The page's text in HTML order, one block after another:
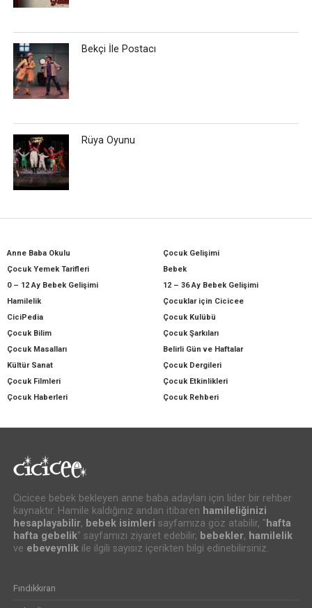
Bekçi İle Postacı
Rüya Oyunu
Anne Baba Okulu
Çocuk Gelişimi
Çocuk Yemek Tarifleri
Bebek
0 – 12 Ay Bebek Gelişimi
12 – 36 Ay Bebek Gelişimi
Hamilelik
Çocuklar için Cicicee
CiciPedia
Çocuk Kulübü
Çocuk Bilim
Çocuk Şarkıları
Çocuk Masalları
Belirli Gün ve Haftalar
Kültür Sanat
Çocuk Dergileri
Çocuk Filmleri
Çocuk Etkinlikleri
Çocuk Haberleri
Çocuk Rehberi
Cicicee bebek bekleyen anne baba adayları için lider bir rehber
kaynaktır. Hamile kaldığınız andan itibaren hamileliğinizi
hesaplayabilir, bebek isimleri sayfamıza göz atabilir, " hafta
hafta gebelik" sayfamızı ziyaret edebilir, bebekler, hamilelik
ve ebeveynlikile ilgili sayısız içerikten bilgi edinebilirsiniz.
Fındıkkıran